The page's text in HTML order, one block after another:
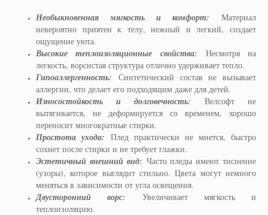
Необыкновенная мягкость и комфорт: Материал
невероятно приятен к телу, нежный и легкий, создает
ощущение уюта.
Высокие теплоизоляционные свойства: Несмотря на
легкость, ворсистая структура отлично удерживает тепло.
Гипоаллергенность: Синтетический состав не вызывает
аллергии, что делает его подходящим даже для детей.
Износостойкость и долговечность: Велсофт не
вытягивается, не деформируется со временем, хорошо
переносит многократные стирки.
Простота ухода: Плед практически не мнется, быстро
сохнет после стирки и не требует глажки.
Эстетичный внешний вид: Часто пледы имеют тиснение
(узоры), которое выглядит стильно. Цвета могут немного
меняться в зависимости от угла освещения.
Двусторонний ворс: Увеличивает мягкость и
теплоизоляцию.